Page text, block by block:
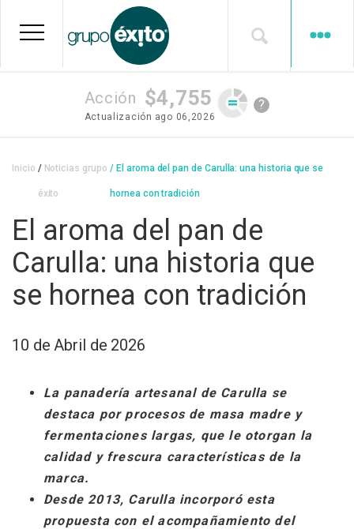
contenido
Acción $4,755
Actualización ago 06,2026
?
Sobrescribir
enlaces
de
ayuda
a
la
Inicio Noticias grupo
éxito
El aroma del pan de Carulla: una historia que se
hornea con tradición
El aroma del pan de
Carulla: una historia que
se hornea con tradición
10 de Abril de 2026
La panadería artesanal de Carulla se
destaca por procesos de masa madre y
fermentaciones largas, que le otorgan la
calidad y frescura características de la
marca.
Desde 2013, Carulla incorporó esta
propuesta con el acompañamiento del